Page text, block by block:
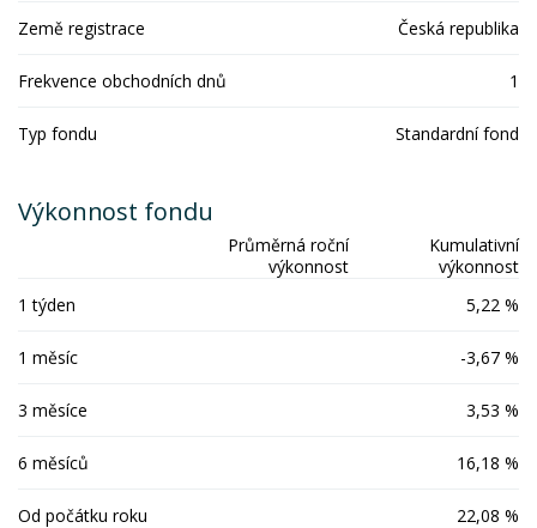
Země registrace Česká republika
Frekvence obchodních dnů 1
Typ fondu Standardní fond
Výkonnost fondu
Průměrná roční
výkonnost
Kumulativní
výkonnost
1 týden
5,22 %
1 měsíc -3,67 %
3 měsíce 3,53 %
6 měsíců 16,18 %
Od počátku roku 22,08 %